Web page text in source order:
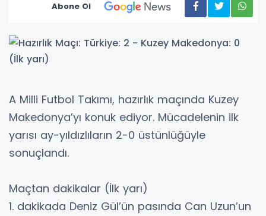
Abone Ol
A Milli Futbol Takımı, hazırlık maçında Kuzey
Makedonya’yı konuk ediyor. Mücadelenin ilk
yarısı ay-yıldızlıların 2-0 üstünlüğüyle
sonuçlandı.
Maçtan dakikalar (İlk yarı)
1. dakikada Deniz Gül’ün pasında Can Uzun’un